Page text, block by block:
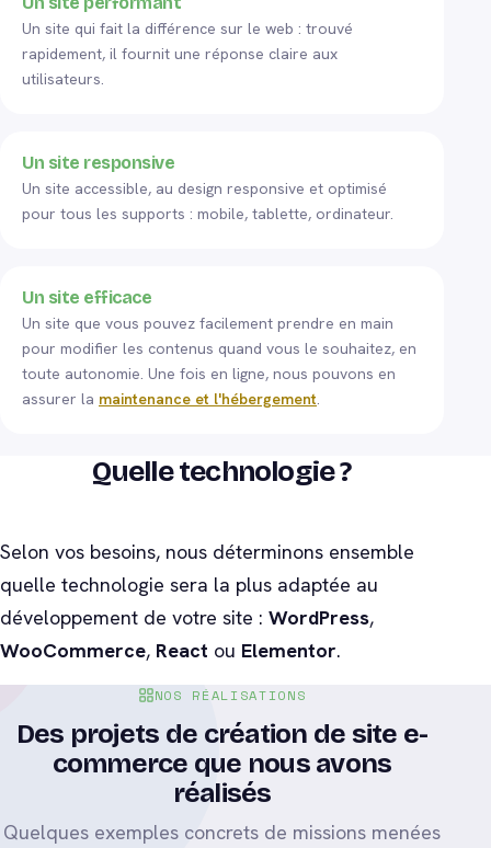
Un site qui fait la différence sur le web : trouvé
rapidement, il fournit une réponse claire aux
utilisateurs.
Un site responsive
Un site accessible, au design responsive et optimisé
pour tous les supports : mobile, tablette, ordinateur.
Un site efficace
Un site que vous pouvez facilement prendre en main
pour modifier les contenus quand vous le souhaitez, en
toute autonomie. Une fois en ligne, nous pouvons en
assurer la maintenance et l'hébergement.
Quelle technologie ?
Selon vos besoins, nous déterminons ensemble
quelle technologie sera la plus adaptée au
développement de votre site : WordPress,
WooCommerce, React ou Elementor.
NOS RÉALISATIONS
Des projets de création de site e-
commerce que nous avons
réalisés
Quelques exemples concrets de missions menées